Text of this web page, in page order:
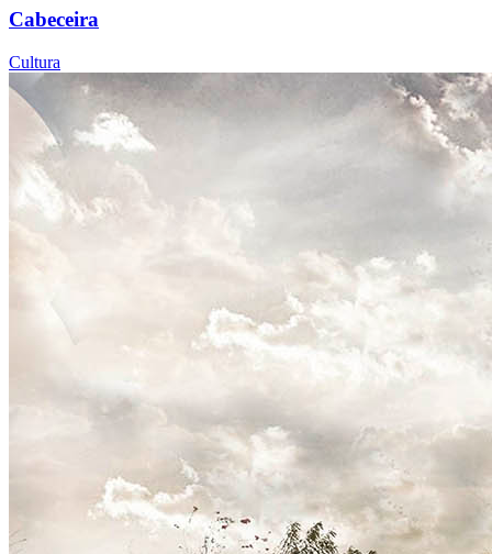
Cabeceira
Cultura